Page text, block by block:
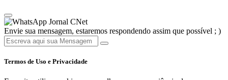
Jornal CNet
Envie sua mensagem, estaremos respondendo assim que possível ; )
Termos de Uso e Privacidade